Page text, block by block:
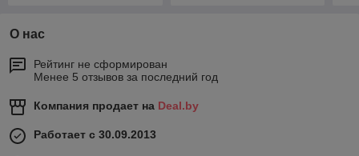
О нас
Рейтинг не сформирован
Менее 5 отзывов за последний год
Компания продает на Deal.by
Работает с 30.09.2013